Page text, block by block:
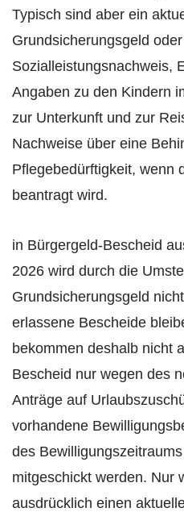
Typisch sind aber ein
Grundsicherungsgeld
Sozialleistungsnachweis,
Angaben zu den Kindern
zur Unterkunft und zur
Nachweise über eine
Pflegebedürftigkeit, wenn
beantragt wird.
in Bürgergeld-Bescheid
2026 wird durch die
Grundsicherungsgeld
erlassene Bescheide
bekommen deshalb nicht
Bescheid nur wegen des
Anträge auf
vorhandene
des
mitgeschickt werden. Nur
ausdrücklich einen